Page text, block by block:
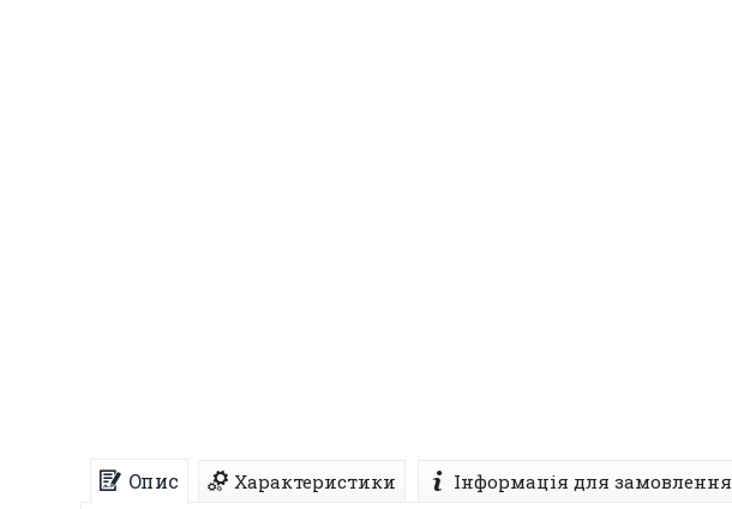
Опис Характеристики Інформація для замовлення